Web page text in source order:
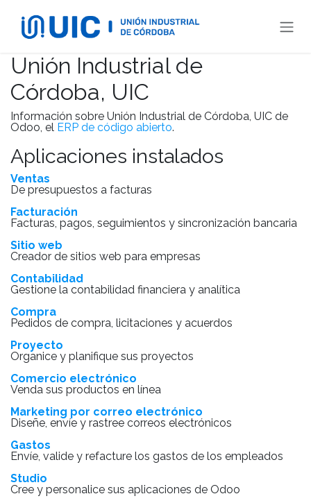
Unión Industrial de
Córdoba, UIC
Información sobre Unión Industrial de Córdoba, UIC de
Odoo, el ERP de código abierto.
Aplicaciones instalados
Ventas
De presupuestos a facturas
Facturación
Facturas, pagos, seguimientos y sincronización bancaria
Sitio web
Creador de sitios web para empresas
Contabilidad
Gestione la contabilidad financiera y analítica
Compra
Pedidos de compra, licitaciones y acuerdos
Proyecto
Organice y planifique sus proyectos
Comercio electrónico
Venda sus productos en línea
Marketing por correo electrónico
Diseñe, envíe y rastree correos electrónicos
Gastos
Envíe, valide y refacture los gastos de los empleados
Studio
Cree y personalice sus aplicaciones de Odoo